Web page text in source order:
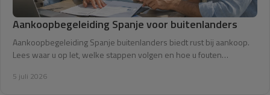
Aankoopbegeleiding Spanje voor buitenlanders
Aankoopbegeleiding Spanje buitenlanders biedt rust bij aankoop.
Lees waar u op let, welke stappen volgen en hoe u fouten
5 juli 2026